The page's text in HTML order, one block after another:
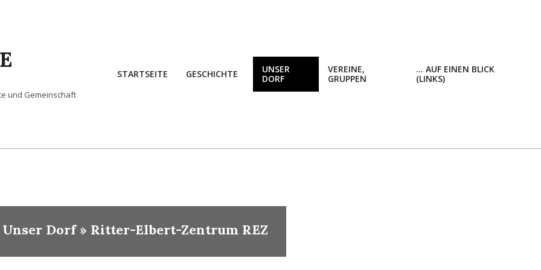
und Gemeinschaft
STARTSEITE GESCHICHTE
UNSER
DORF
VEREINE,
GRUPPEN
… AUF EINEN BLICK
(LINKS)
Unser Dorf » Ritter-Elbert-Zentrum REZ